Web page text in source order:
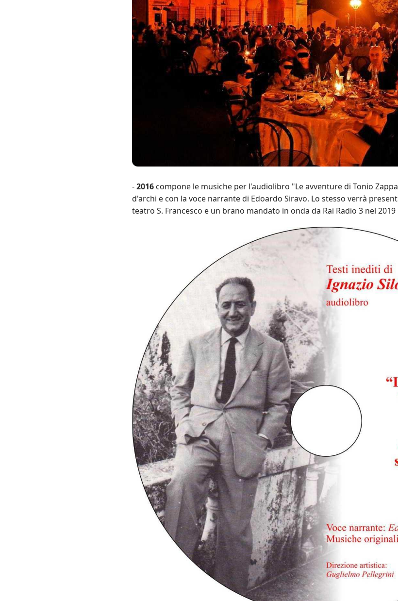
-2016 compone le musiche per l'audiolibro "Le avventure di Tonio
d'archi e con la voce narrante di Edoardo Siravo. Lo stesso verrà
teatro S. Francesco e un brano mandato in onda da Rai Radio 3 nel 2019